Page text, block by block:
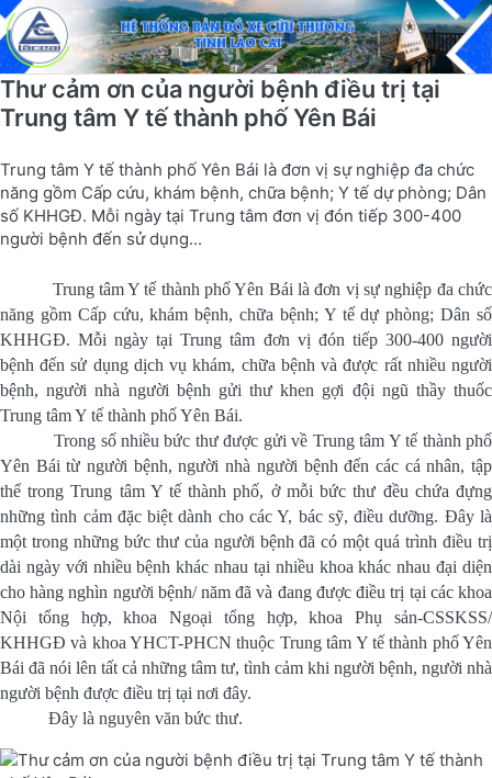
Thư cảm ơn của người bệnh điều trị tại
Trung tâm Y tế thành phố Yên Bái
Trung tâm Y tế thành phố Yên Bái là đơn vị sự nghiệp đa chức
năng gồm Cấp cứu, khám bệnh, chữa bệnh; Y tế dự phòng; Dân
số KHHGĐ. Mỗi ngày tại Trung tâm đơn vị đón tiếp 300-400
người bệnh đến sử dụng...
Trung tâm Y tế thành phố Yên Bái là đơn vị sự nghiệp đa chức
năng gồm Cấp cứu, khám bệnh, chữa bệnh; Y tế dự phòng; Dân số
KHHGĐ. Mỗi ngày tại Trung tâm đơn vị đón tiếp 300-400 người
bệnh đến sử dụng dịch vụ khám, chữa bệnh và được rất nhiều người
bệnh, người nhà người bệnh gửi thư khen gợi đội ngũ thầy thuốc
Trung tâm Y tế thành phố Yên Bái.
Trong số nhiều bức thư được gửi về Trung tâm Y tế thành phố
Yên Bái từ người bệnh, người nhà người bệnh đến các cá nhân, tập
thể trong Trung tâm Y tế thành phố, ở mỗi bức thư đều chứa đựng
những tình cảm đặc biệt dành cho các Y, bác sỹ, điều dưỡng. Đây là
một trong những bức thư của người bệnh đã có một quá trình điều trị
dài ngày với nhiều bệnh khác nhau tại nhiều khoa khác nhau đại diện
cho hàng nghìn người bệnh/ năm đã và đang được điều trị tại các khoa
Nội tổng hợp, khoa Ngoại tổng hợp, khoa Phụ sản-CSSKSS/
KHHGĐ và khoa YHCT-PHCN thuộc Trung tâm Y tế thành phố Yên
Bái đã nói lên tất cả những tâm tư, tình cảm khi người bệnh, người nhà
người bệnh được điều trị tại nơi đây.
Đây là nguyên văn bức thư.